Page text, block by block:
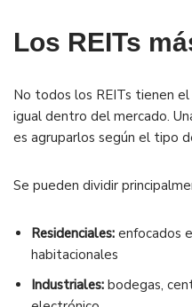
Los REITs
No todos los REITs tienen
igual dentro del mercado.
es agruparlos según el tipo
Se pueden dividir
Residenciales: enfocados
habitacionales
Industriales: bodegas,